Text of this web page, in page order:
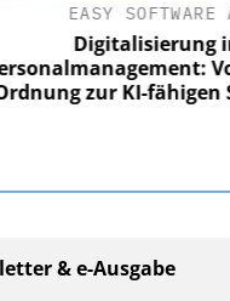
EASY SOFTWARE AG
Digitalisierung im
Von
zur KI-fähigen
& e-Ausgabe